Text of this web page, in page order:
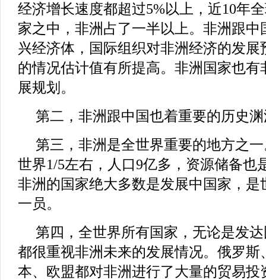
经济增长速度都超过5%以上，近10年
家之中，非洲占了一半以上。非洲跟
兴经济体，国际组织对非洲经济的发
的情况估计值有所提高。非洲国家也
展规划。
第二，非洲跟中国也着重要的历史
第三，非洲是全世界重要的地方之
世界1/5左右，人口9亿多，资源储备也
非洲的国家绝大多数是发展中国家，是
一员。
第四，全世界所有国家，无论是发
都很重视非洲未来的发展情况。俄罗斯
本、欧盟都对非洲进行了大量的贸易投